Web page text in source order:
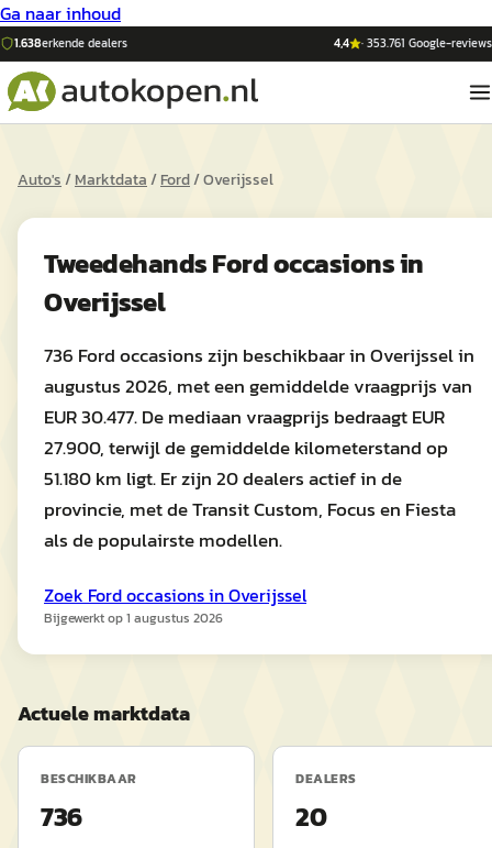
Ga naar inhoud
1.638erkende dealers 4,4 ·353.761 Google-reviews
Auto's/Marktdata/Ford/Overijssel
TweedehandsFordoccasions in
Overijssel
736 Ford occasions zijn beschikbaar in Overijssel in
augustus 2026, met een gemiddelde vraagprijs van
EUR 30.477. De mediaan vraagprijs bedraagt EUR
27.900, terwijl de gemiddelde kilometerstand op
51.180 km ligt. Er zijn 20 dealers actief in de
provincie, met de Transit Custom, Focus en Fiesta
als de populairste modellen.
Zoek Fordoccasions inOverijssel
Bijgewerkt op1 augustus 2026
Actuele marktdata
BESCHIKBAAR
736
DEALERS
20